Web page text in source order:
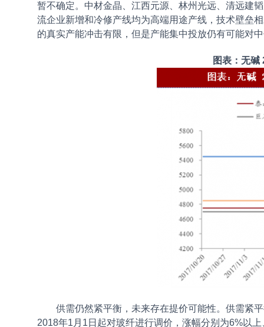
暂不确定。中材金晶、江西元源、林州光远、清远建
流企业新增和冷修产线均为高端用途产线，技术壁垒
的真实产能冲击有限，但是产能集中投放仍有可能对
图表：无碱
供需仍然紧平衡，未来存在提价可能性。供需紧
2018年1月1日起对玻纤进行调价，涨幅分别为6%以